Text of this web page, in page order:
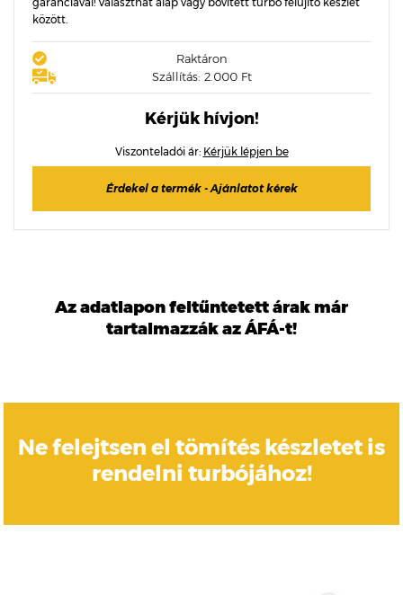
között.
Raktáron
Szállítás: 2.000 Ft
Kérjük hívjon!
Viszonteladói ár: Kérjük lépjen be
Érdekel a termék - Ajánlatot kérek
Az adatlapon feltűntetett árak már
tartalmazzák az ÁFÁ-t!
Ne felejtsen el tömítés készletet is
rendelni turbójához!